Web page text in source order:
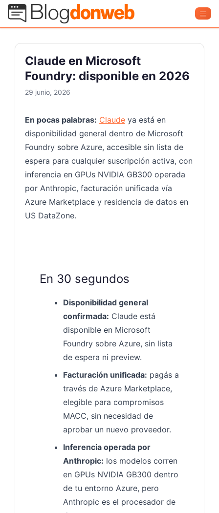
Saltar
contenido
Blog Donweb
Claude en Microsoft
Foundry: disponible en 2026
29 junio, 2026
En pocas palabras: Claude ya está en
disponibilidad general dentro de Microsoft
Foundry sobre Azure, accesible sin lista de
espera para cualquier suscripción activa, con
inferencia en GPUs NVIDIA GB300 operada
por Anthropic, facturación unificada vía
Azure Marketplace y residencia de datos en
US DataZone.
En 30 segundos
Disponibilidad general
confirmada: Claude está
disponible en Microsoft
Foundry sobre Azure, sin lista
de espera ni preview.
Facturación unificada: pagás a
través de Azure Marketplace,
elegible para compromisos
MACC, sin necesidad de
aprobar un nuevo proveedor.
Inferencia operada por
Anthropic: los modelos corren
en GPUs NVIDIA GB300 dentro
de tu entorno Azure, pero
Anthropic es el procesador de